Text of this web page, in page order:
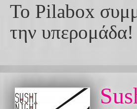
Το Pilabox
την